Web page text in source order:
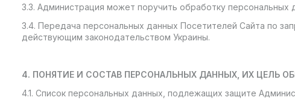
3.3. Администрация может поручить обработку
3.4. Передача персональных данных Посетителей Сайта по
действующим законодательством Украины.
4. ПОНЯТИЕ И СОСТАВ ПЕРСОНАЛЬНЫХ ДАННЫХ, ИХ ЦЕЛЬ
4.1. Список персональных данных, подлежащих защите